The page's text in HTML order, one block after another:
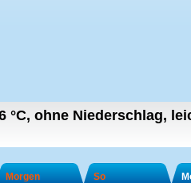
°C, ohne Niederschlag,
Morgen So